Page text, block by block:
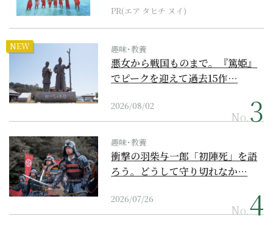
PR(エア タヒチ ヌイ)
NEW 趣味･教養
悪女から戦国ものまで。『篤姫』
でピークを迎えて過去15作…
2026/08/02
No.
趣味･教養
衝撃の羽柴与一郎「初陣死」を語
ろう。どうして守り切れなか…
2026/07/26
No.